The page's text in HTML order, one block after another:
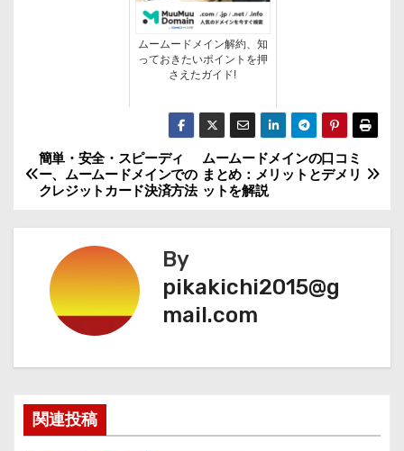
ムームードメイン解約、知
っておきたいポイントを押
さえたガイド!
投
稿
ビ
ゲ
ョ
ムームードメインの口コミ
まとめ：メリットとデメリ
ットを解説
簡単・安全・スピーディ
ー、ムームードメインでの
クレジットカード決済方法
By
pikakichi2015@g
mail.com
関連投稿